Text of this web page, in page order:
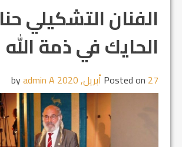
الفنان التشكيلي حنا
الحايك في ذمة الله
Posted on 27 أبريل, 2020 admin A